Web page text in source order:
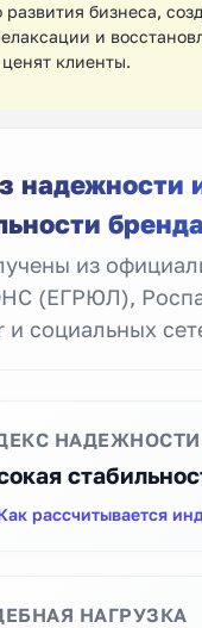
развития бизнеса,
и
клиенты.
надежности
бренда
из
(ЕГРЮЛ),
и социальных
НАДЕЖНОСТИ
рассчитывается
НАГРУЗКА